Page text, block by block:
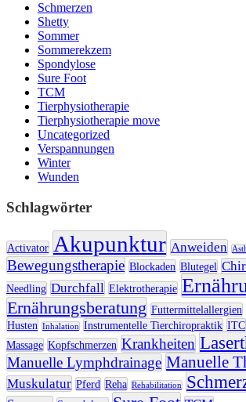
Schmerzen
Shetty
Sommer
Sommerekzem
Spondylose
Sure Foot
TCM
Tierphysiotherapie
Tierphysiotherapie move
Uncategorized
Verspannungen
Winter
Wunden
Schlagwörter
Activator Akupunktur Anweiden
Bewegungstherapie Blockaden Blutegel
Needling Durchfall Elektrotherapie
Ernährungsberatung Futtermittelallergien
Husten Inhalation Instrumentelle Tierchiropraktik ITC
Massage Kopfschmerzen Krankheiten
Manuelle Lymphdrainage Manuelle
Muskulatur Pferd Reha Rehabilitation